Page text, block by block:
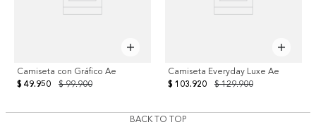
Camiseta con Gráfico Ae
$ 99.900
$ 49.950
Camiseta Everyday Luxe Ae
$ 129.900
$ 103.920
BACK TO TOP